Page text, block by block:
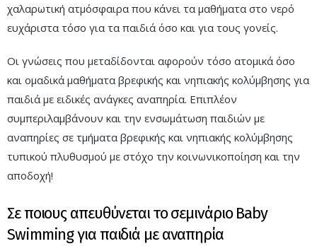
χαλαρωτική ατμόσφαιρα που κάνει τα μαθήματα στο νερό
ευχάριστα τόσο για τα παιδιά όσο και για τους γονείς.
Οι γνώσεις που μεταδίδονται αφορούν τόσο ατομικά όσο
και ομαδικά μαθήματα βρεφικής και νηπιακής κολύμβησης για
παιδιά με ειδικές ανάγκες αναπηρία. Επιπλέον
συμπεριλαμβάνουν και την ενσωμάτωση παιδιών με
αναπηρίες σε τμήματα βρεφικής και νηπιακής κολύμβησης
τυπικού πλυθυσμού με στόχο την κοινωνικοποίηση και την
αποδοχή!
Σε ποιους απευθύνεται το σεμινάριο Baby
Swimming για παιδιά με αναπηρία